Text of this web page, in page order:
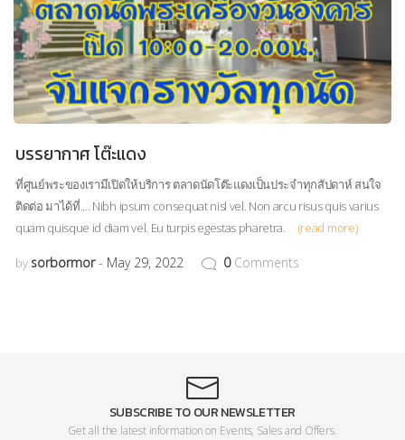
บรรยากาศ โต๊ะแดง
ที่ศูนย์พระของเรามีเปิดให้บริการ ตลาดนัดโต๊ะแดงเป็นประจำทุกสัปดาห์ สนใจ
ติดต่อ มาได้ที่.... Nibh ipsum consequat nisl vel. Non arcu risus quis varius
quam quisque id diam vel. Eu turpis egestas pharetra.
(read more)
by sorbormor May 29, 2022 0Comments
SUBSCRIBE TO OUR NEWSLETTER
Get all the latest information on Events, Sales and Offers.